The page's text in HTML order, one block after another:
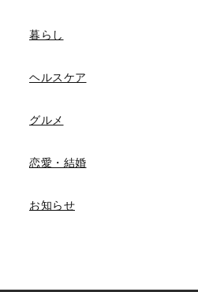
暮らし
ヘルスケア
グルメ
恋愛・結婚
お知らせ